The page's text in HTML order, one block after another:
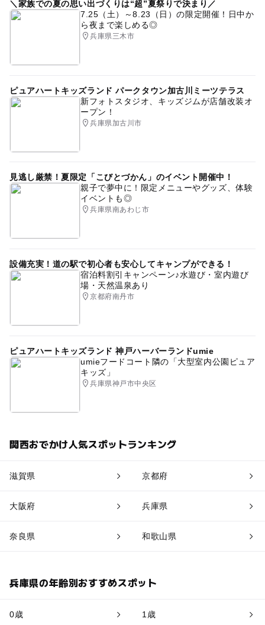
＼家族での夏の思い出づくりは“超”夏祭りで決まり／
7.25（土）～8.23（日）の限定開催！日中か
ら夜まで楽しめる◎
兵庫県三木市
ピュアハートキッズランド パークタウン加古川ミーツテラス
新フォトスタジオ、キッズジムが店舗改装オ
ープン！
兵庫県加古川市
見逃し厳禁！夏限定「こびとづかん」のイベント開催中！
親子で夢中に！限定メニューやグッズ、体験
イベントも◎
兵庫県南あわじ市
設備充実！道の駅で初心者も安心してキャンプができる！
宿泊料割引キャンペーン♪水遊び・室内遊び
場・天然温泉あり
京都府南丹市
ピュアハートキッズランド 神戸ハーバーランドumie
umieフードコート隣の「大型室内公園ピュア
キッズ」
兵庫県神戸市中央区
関西おでかけ人気スポットランキング
滋賀県 京都府
大阪府 兵庫県
奈良県 和歌山県
兵庫県の年齢別おすすめスポット
0歳 1歳